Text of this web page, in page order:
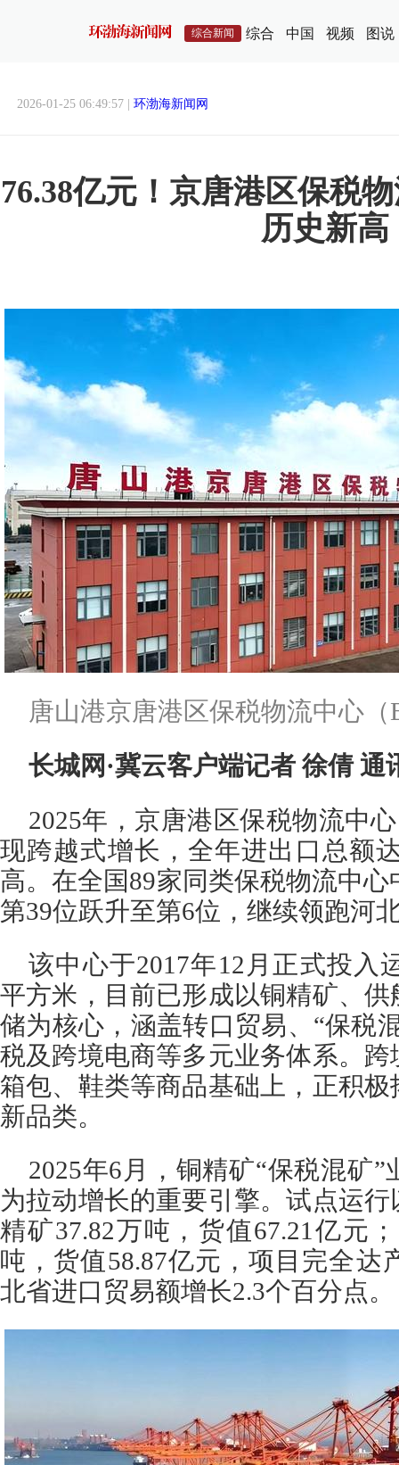
综合新闻 综合 中国 视频 图说
2026-01-25 06:49:57 | 环渤海新闻网
76.38亿元！京唐港区保税
历史新高
唐山港京唐港区保税物流中心（
长城网·冀云客户端记者 徐倩 通
2025年，京唐港区保税物流中
现跨越式增长，全年进出口总额
高。在全国89家同类保税物流中
第39位跃升至第6位，继续领跑河
该中心于2017年12月正式投入
平方米，目前已形成以铜精矿、
储为核心，涵盖转口贸易、“保税
税及跨境电商等多元业务体系。
箱包、鞋类等商品基础上，正积
新品类。
2025年6月，铜精矿“保税混矿
为拉动增长的重要引擎。试点运
精矿37.82万吨，货值67.21亿元
吨，货值58.87亿元，项目完全达
北省进口贸易额增长2.3个百分点。